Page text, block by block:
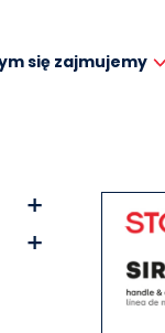
się zajmujemy